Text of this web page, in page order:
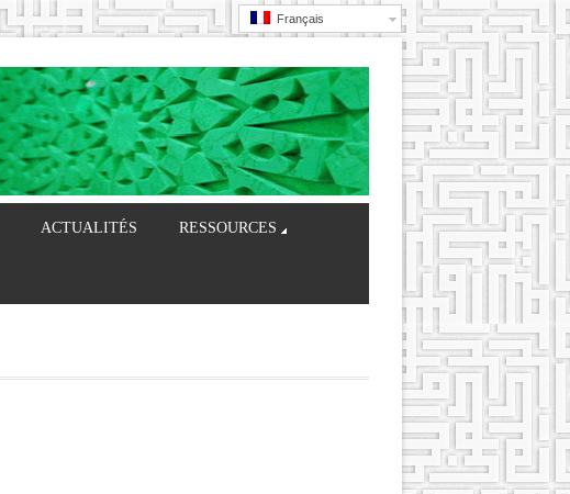
Français
ACTUALITÉS RESSOURCES